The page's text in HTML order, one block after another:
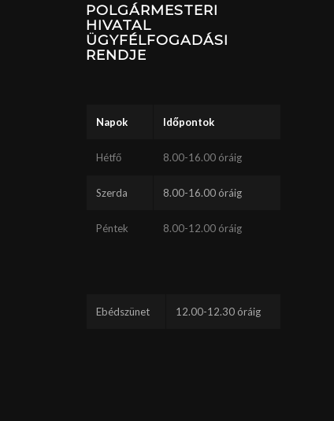
POLGÁRMESTERI
HIVATAL
ÜGYFÉLFOGADÁSI
RENDJE
Napok Időpontok
Hétfő 8.00-16.00 óráig
Szerda 8.00-16.00 óráig
Péntek 8.00-12.00 óráig
Ebédszünet 12.00-12.30 óráig